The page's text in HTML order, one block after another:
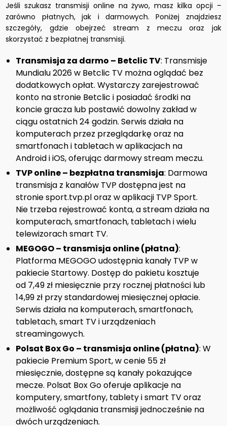
Jeśli szukasz transmisji online na żywo, masz kilka opcji –
zarówno płatnych, jak i darmowych. Poniżej znajdziesz
szczegóły, gdzie obejrzeć stream z meczu oraz jak
skorzystać z bezpłatnej transmisji.
Transmisja za darmo – Betclic TV: Transmisje
Mundialu 2026 w Betclic TV można oglądać bez
dodatkowych opłat. Wystarczy zarejestrować
konto na stronie Betclic i posiadać środki na
koncie gracza lub postawić dowolny zakład w
ciągu ostatnich 24 godzin. Serwis działa na
komputerach przez przeglądarkę oraz na
smartfonach i tabletach w aplikacjach na
Android i iOS, oferując darmowy stream meczu.
TVP online – bezpłatna transmisja: Darmowa
transmisja z kanałów TVP dostępna jest na
stronie sport.tvp.pl oraz w aplikacji TVP Sport.
Nie trzeba rejestrować konta, a stream działa na
komputerach, smartfonach, tabletach i wielu
telewizorach smart TV.
MEGOGO – transmisja online (płatna):
Platforma MEGOGO udostępnia kanały TVP w
pakiecie Startowy. Dostęp do pakietu kosztuje
od 7,49 zł miesięcznie przy rocznej płatności lub
14,99 zł przy standardowej miesięcznej opłacie.
Serwis działa na komputerach, smartfonach,
tabletach, smart TV i urządzeniach
streamingowych.
Polsat Box Go – transmisja online (płatna): W
pakiecie Premium Sport, w cenie 55 zł
miesięcznie, dostępne są kanały pokazujące
mecze. Polsat Box Go oferuje aplikacje na
komputery, smartfony, tablety i smart TV oraz
możliwość oglądania transmisji jednocześnie na
dwóch urządzeniach.